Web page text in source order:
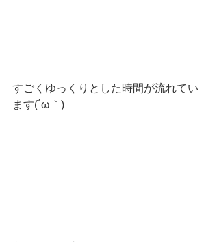
すごくゆっくりとした時間が流れてい
ます(´ω｀)